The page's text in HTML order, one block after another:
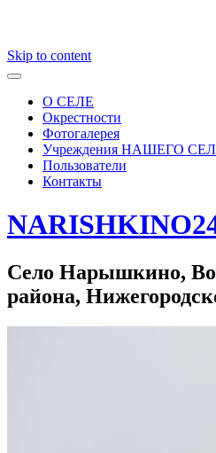
Skip to content
О СЕЛЕ
Окрестности
Фотогалерея
Учреждения НАШЕГО
Пользователи
Контакты
Село Нарышкино,
района,